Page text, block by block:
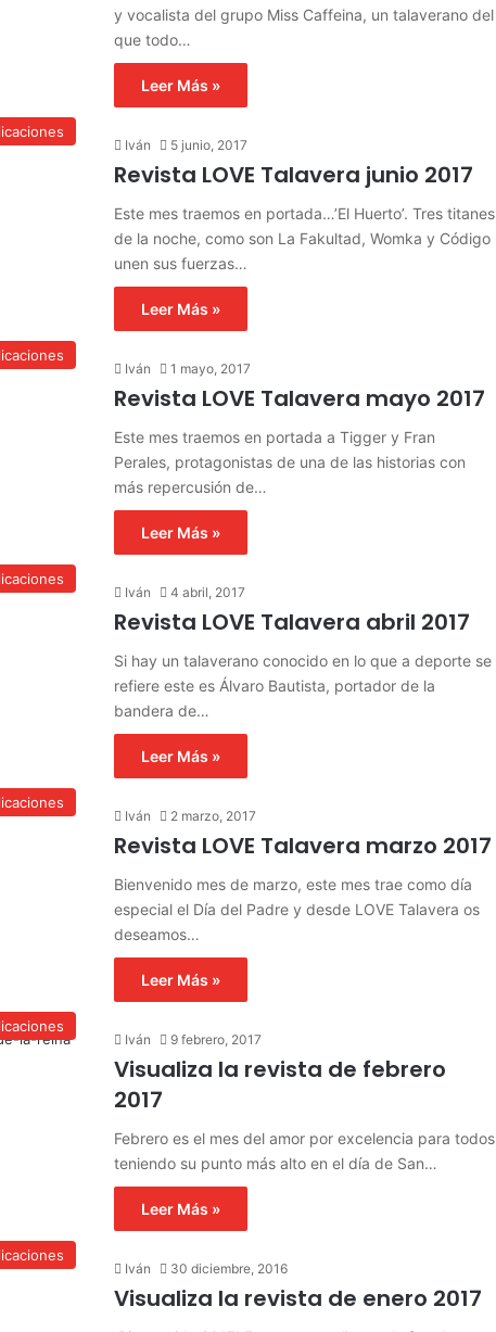
y vocalista del grupo Miss Caffeina, un talaverano del
que todo…
Leer Más »
Iván 5 junio, 2017
Revista LOVE Talavera junio 2017
Este mes traemos en portada…’El Huerto’. Tres titanes
de la noche, como son La Fakultad, Womka y Código
unen sus fuerzas…
Leer Más »
Iván 1 mayo, 2017
Revista LOVE Talavera mayo 2017
Este mes traemos en portada a Tigger y Fran
Perales, protagonistas de una de las historias con
más repercusión de…
Leer Más »
Iván 4 abril, 2017
Revista LOVE Talavera abril 2017
Si hay un talaverano conocido en lo que a deporte se
refiere este es Álvaro Bautista, portador de la
bandera de…
Leer Más »
Iván 2 marzo, 2017
Revista LOVE Talavera marzo 2017
Bienvenido mes de marzo, este mes trae como día
especial el Día del Padre y desde LOVE Talavera os
deseamos…
Leer Más »
Iván 9 febrero, 2017
Visualiza la revista de febrero
2017
Febrero es el mes del amor por excelencia para todos
teniendo su punto más alto en el día de San…
Leer Más »
Iván 30 diciembre, 2016
Visualiza la revista de enero 2017